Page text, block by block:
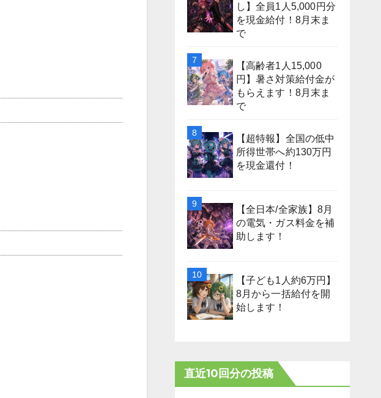
し】全員1人5,000円分
を現金給付！8月末ま
で
【高齢者1人15,000
円】暑さ対策給付金が
もらえます！8月末ま
で
【超特報】全国の低中
所得世帯へ約130万円
を現金還付！
【全日本/全家族】8月
の電気・ガス料金を補
助します！
【子ども1人約6万円】
8月から一括給付を開
始します！
直近10回分の投稿